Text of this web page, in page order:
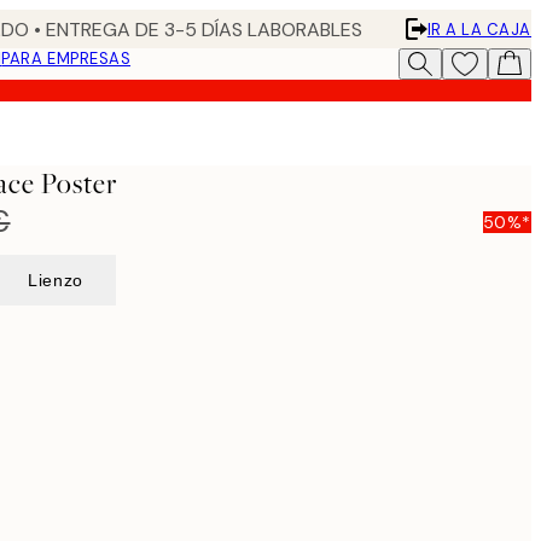
• ENTREGA DE 3-5 DÍAS LABORABLES
IR A LA CAJA
PARA EMPRESAS
Poster
50%*
Lienzo